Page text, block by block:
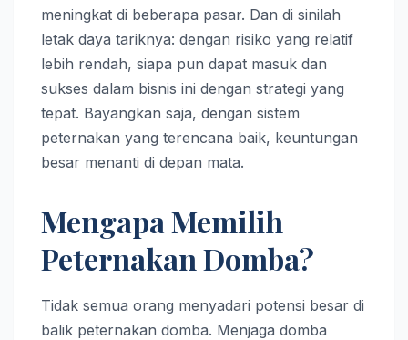
meningkat di beberapa pasar. Dan di sinilah
letak daya tariknya: dengan risiko yang relatif
lebih rendah, siapa pun dapat masuk dan
sukses dalam bisnis ini dengan strategi yang
tepat. Bayangkan saja, dengan sistem
peternakan yang terencana baik, keuntungan
besar menanti di depan mata.
Mengapa Memilih
Peternakan Domba?
Tidak semua orang menyadari potensi besar di
balik peternakan domba. Menjaga domba